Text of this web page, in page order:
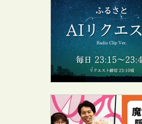
【報告】7月度のリクエス
ランキング（ふるさとAIリ
エスト・RadioCLip版）